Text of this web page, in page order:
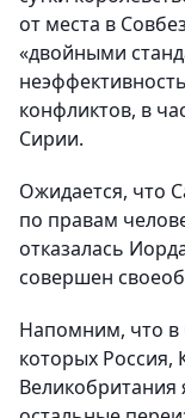
от места в
«двойными
конфликтов, в
Сирии.
Ожидается, что
по правам
отказалась
совершен
Напомним, что в
которых